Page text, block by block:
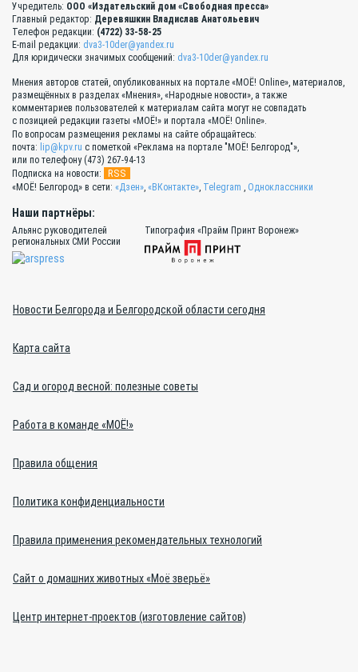
Учредитель: ООО «Издательский дом «Свободная пресса»
Главный редактор: Деревяшкин Владислав Анатольевич
Телефон редакции: (4722) 33-58-25
E-mail редакции: dva3-10der@yandex.ru
Для юридически значимых сообщений: dva3-10der@yandex.ru
Мнения авторов статей, опубликованных на портале «МОЁ! Online», материалов,
размещённых в разделах «Мнения», «Народные новости», а также
комментариев пользователей к материалам сайта могут не совпадать
с позицией редакции газеты «МОЁ!» и портала «МОЁ! Online».
По вопросам размещения рекламы на сайте обращайтесь:
почта: lip@kpv.ru с пометкой «Реклама на портале "МОЁ! Белгород"»,
или по телефону (473) 267-94-13
Подписка на новости:
RSS
«МОЁ! Белгород» в сети: «Дзен», «ВКонтакте», Telegram , Одноклассники
Наши партнёры:
Альянс руководителей
региональных СМИ России
Типография «Прайм Принт Воронеж»
Новости Белгорода и Белгородской области сегодня
Карта сайта
Сад и огород весной: полезные советы
Работа в команде «МОЁ!»
Правила общения
Политика конфиденциальности
Правила применения рекомендательных технологий
Сайт о домашних животных «Моё зверьё»
Центр интернет-проектов (изготовление сайтов)